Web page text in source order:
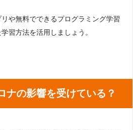
や無料でできるプログラミング学習
習方法を活用しましょう。
ナの影響を受けている？